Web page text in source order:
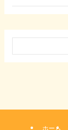
ホーム